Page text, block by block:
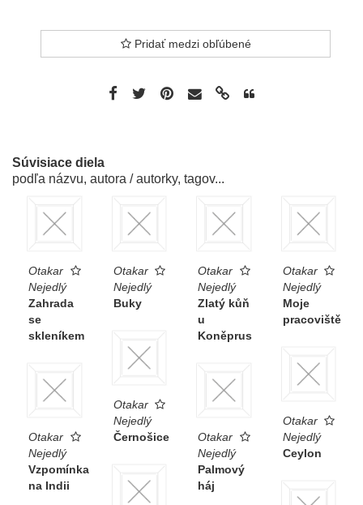
Pridať medzi obľúbené
Súvisiace diela
podľa názvu, autora / autorky, tagov...
Otakar
Nejedlý
Zahrada
se
skleníkem
Otakar
Nejedlý
Buky
Otakar
Nejedlý
Zlatý kůň
u
Koněprus
Otakar
Nejedlý
Moje
pracoviště
Otakar
Nejedlý
Černošice
Otakar
Nejedlý
Ceylon
Otakar
Nejedlý
Vzpomínka
na Indii
Otakar
Nejedlý
Palmový
háj